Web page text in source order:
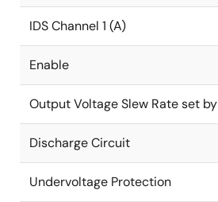
IDS Channel 1 (A)
Enable
Output Voltage Slew Rate set by
Discharge Circuit
Undervoltage Protection